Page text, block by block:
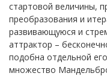
стартовой величины,
преобразования и
развивающуюся и
аттрактор –
подобна отдельной
множество